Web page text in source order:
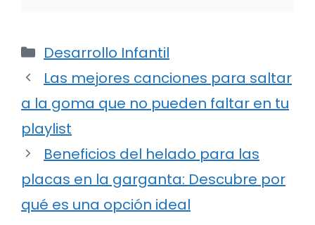
Categorías
Desarrollo Infantil
Las mejores canciones para saltar
a la goma que no pueden faltar en tu
playlist
Beneficios del helado para las
placas en la garganta: Descubre por
qué es una opción ideal